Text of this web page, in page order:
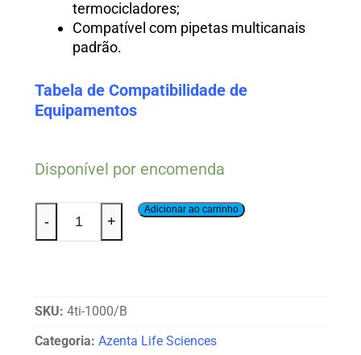
termocicladores;
Compatível com pipetas multicanais
padrão.
Tabela de Compatibilidade de
Equipamentos
Disponível por encomenda
- +
Adicionar ao carrinho
SKU: 4ti-1000/B
Categoria: Azenta Life Sciences